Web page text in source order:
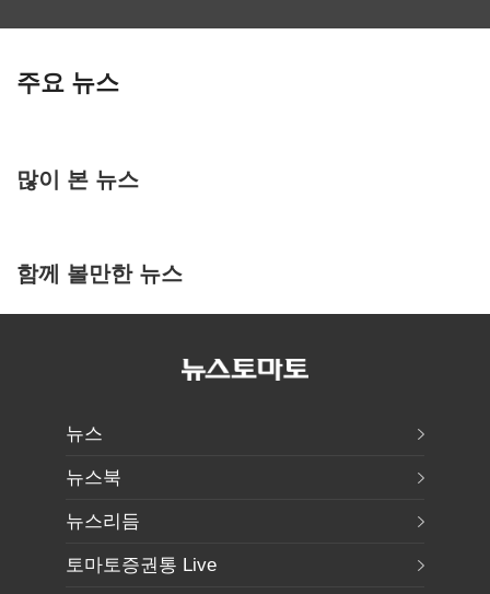
주요 뉴스
많이 본 뉴스
함께 볼만한 뉴스
뉴스
뉴스북
뉴스리듬
토마토증권통 Live